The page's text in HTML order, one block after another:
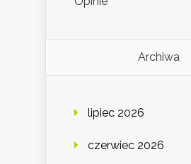
Archiwa
lipiec 2026
czerwiec 2026